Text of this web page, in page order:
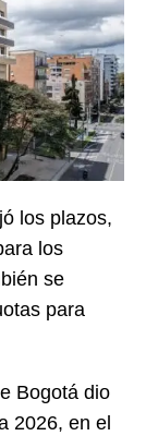
los plazos,
los
se
para
Bogotá dio
2026, en el